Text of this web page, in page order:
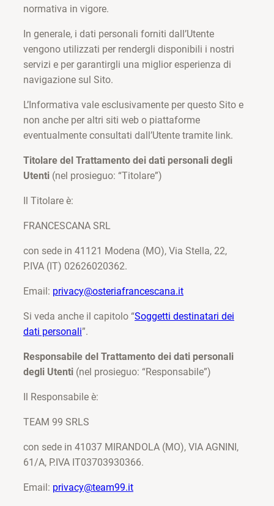
normativa in vigore.
In generale, i dati personali forniti dall’Utente
vengono utilizzati per rendergli disponibili i nostri
servizi e per garantirgli una miglior esperienza di
navigazione sul Sito.
L’Informativa vale esclusivamente per questo Sito e
non anche per altri siti web o piattaforme
eventualmente consultati dall’Utente tramite link.
Titolare del Trattamento dei dati personali degli
Utenti (nel prosieguo: “Titolare”)
Il Titolare è:
FRANCESCANA SRL
con sede in 41121 Modena (MO), Via Stella, 22,
P.IVA (IT) 02626020362.
Email: privacy@osteriafrancescana.it
Si veda anche il capitolo “Soggetti destinatari dei
dati personali”.
Responsabile del Trattamento dei dati personali
degli Utenti (nel prosieguo: “Responsabile”)
Il Responsabile è:
TEAM 99 SRLS
con sede in 41037 MIRANDOLA (MO), VIA AGNINI,
61/A, P.IVA IT03703930366.
Email: privacy@team99.it